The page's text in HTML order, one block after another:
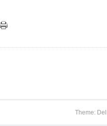
Theme: